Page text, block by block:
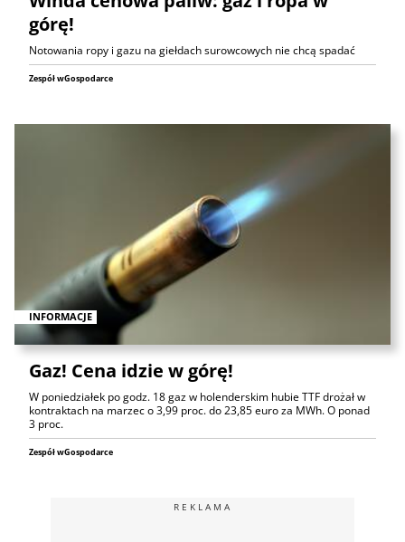
górę!
Notowania ropy i gazu na giełdach surowcowych nie chcą spadać
Zespół wGospodarce
INFORMACJE
Gaz! Cena idzie w górę!
W poniedziałek po godz. 18 gaz w holenderskim hubie TTF drożał w
kontraktach na marzec o 3,99 proc. do 23,85 euro za MWh. O ponad
3 proc.
Zespół wGospodarce
REKLAMA